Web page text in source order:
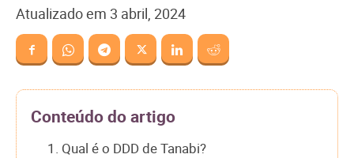
Atualizado em 3 abril, 2024
Conteúdo do artigo
1. Qual é o DDD de Tanabi?